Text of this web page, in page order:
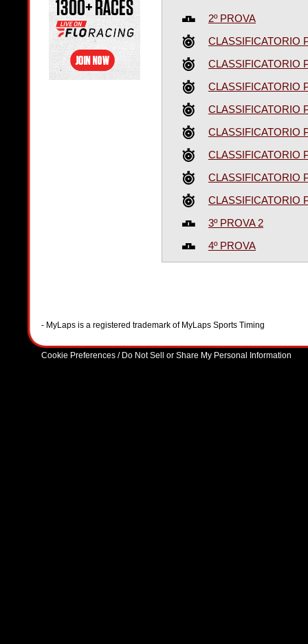
2º PROVA
CLASSIFICATORIO
CLASSIFICATORIO
CLASSIFICATORIO
CLASSIFICATORIO
CLASSIFICATORIO
CLASSIFICATORIO
CLASSIFICATORIO
CLASSIFICATORIO
3º PROVA 2
4º PROVA
- MyLaps is a registered trademark of MyLaps Sports Timing
Cookie Preferences / Do Not Sell or Share My Personal Information